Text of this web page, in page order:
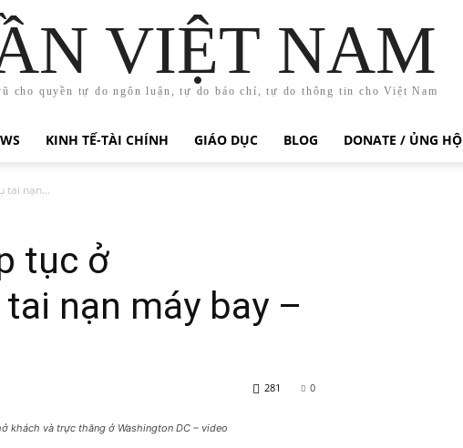
VIỆT NAM
cho quyền tự do ngôn luận, tự do báo chí, tự do thông tin cho Việt Nam
KINH TẾ-TÀI CHÍNH GIÁO DỤC BLOG DONATE / ỦNG HỘ
tai nạn...
tục ở
nạn máy bay –
0
281
khách và trực thăng ở Washington DC – video